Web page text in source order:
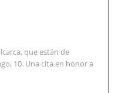
que están de
10. Una cita en honor a